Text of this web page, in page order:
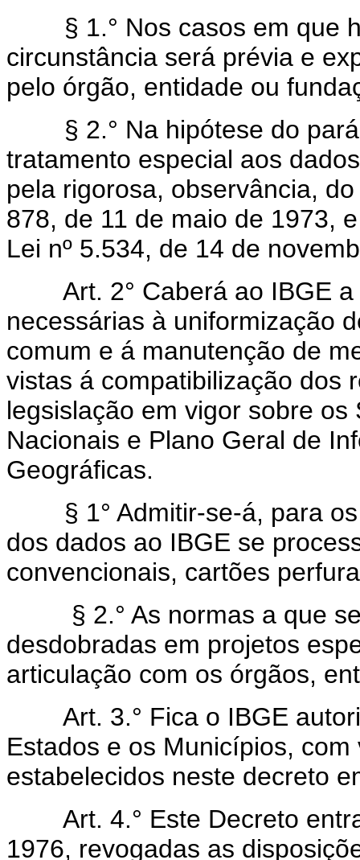
§ 1.° Nos casos em que
circunstância será prévia e
pelo órgão, entidade ou
§ 2.° Na hipótese do
tratamento especial aos
pela rigorosa, observância,
878, de 11 de maio de 1973,
Lei nº 5.534, de 14 de
Art. 2° Caberá ao IBGE a
necessárias à uniformização
comum e á manutenção de
vistas á compatibilização dos
legsislação em vigor sobre
Nacionais e Plano Geral de
Geográficas.
§ 1° Admitir-se-á, para os
dos dados ao IBGE se
convencionais, cartões
§ 2.° As normas a que se
desdobradas em projetos
articulação com os órgãos,
Art. 3.° Fica o IBGE
Estados e os Municípios,
estabelecidos neste decreto
Art. 4.° Este Decreto
1976, revogadas as